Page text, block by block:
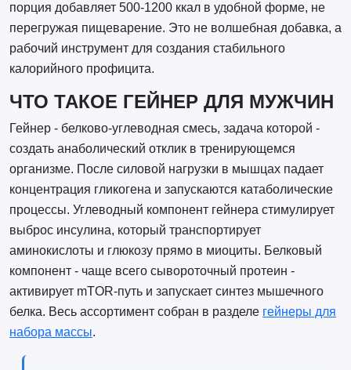
порция добавляет 500-1200 ккал в удобной форме, не
перегружая пищеварение. Это не волшебная добавка, а
рабочий инструмент для создания стабильного
калорийного профицита.
ЧТО ТАКОЕ ГЕЙНЕР ДЛЯ МУЖЧИН
Гейнер - белково-углеводная смесь, задача которой -
создать анаболический отклик в тренирующемся
организме. После силовой нагрузки в мышцах падает
концентрация гликогена и запускаются катаболические
процессы. Углеводный компонент гейнера стимулирует
выброс инсулина, который транспортирует
аминокислоты и глюкозу прямо в миоциты. Белковый
компонент - чаще всего сывороточный протеин -
активирует mTOR-путь и запускает синтез мышечного
белка. Весь ассортимент собран в разделе гейнеры для
набора массы.